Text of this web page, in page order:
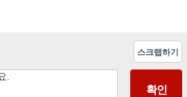
스크랩하기